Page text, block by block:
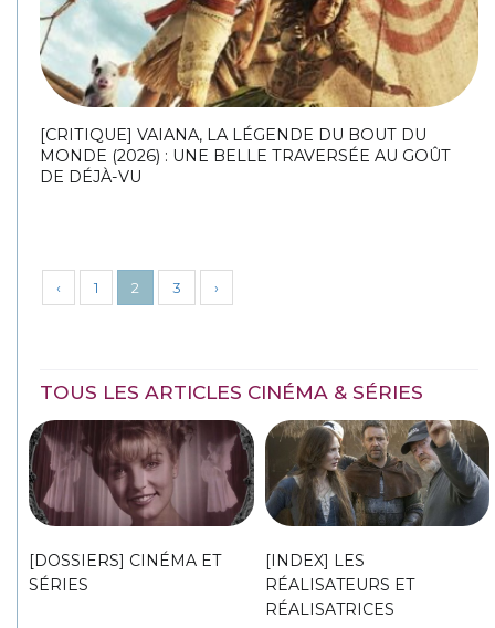
[CRITIQUE] VAIANA, LA LÉGENDE DU BOUT DU
MONDE (2026) : UNE BELLE TRAVERSÉE AU GOÛT
DE DÉJÀ-VU
‹ 1 2 3 ›
TOUS LES ARTICLES CINÉMA & SÉRIES
[DOSSIERS] CINÉMA ET
SÉRIES
[INDEX] LES
RÉALISATEURS ET
RÉALISATRICES